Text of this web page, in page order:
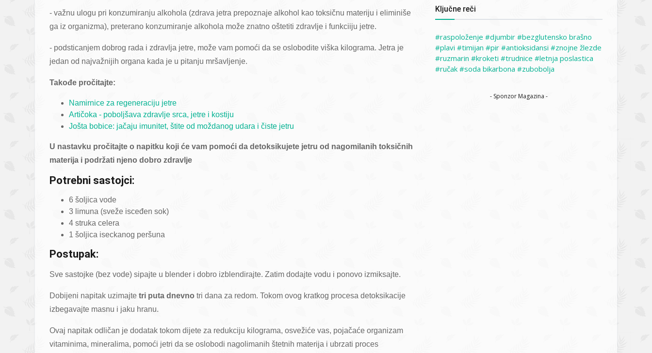
- važnu ulogu pri konzumiranju alkohola (zdrava jetra prepoznaje alkohol kao toksičnu materiju i eliminiše
ga iz organizma), preterano konzumiranje alkohola može znatno oštetiti zdravlje i funkciiju jetre.
- podsticanjem dobrog rada i zdravlja jetre, može vam pomoći da se oslobodite viška kilograma. Jetra je
jedan od najvažnijih organa kada je u pitanju mršavljenje.
Takođe pročitajte:
Namirnice za regeneraciju jetre
Artičoka - poboljšava zdravlje srca, jetre i kostiju
Jošta bobice: jačaju imunitet, štite od moždanog udara i čiste jetru
U nastavku pročitajte o napitku koji će vam pomoći da detoksikujete jetru od nagomilanih toksičnih
materija i podržati njeno dobro zdravlje
Potrebni sastojci:
6 šoljica vode
3 limuna (sveže isceđen sok)
4 struka celera
1 šoljica iseckanog peršuna
Postupak:
Sve sastojke (bez vode) sipajte u blender i dobro izblendirajte. Zatim dodajte vodu i ponovo izmiksajte.
Dobijeni napitak uzimajte tri puta dnevno tri dana za redom. Tokom ovog kratkog procesa detoksikacije
izbegavajte masnu i jaku hranu.
Ovaj napitak odličan je dodatak tokom dijete za redukciju kilograma, osvežiće vas, pojačaće organizam
vitaminima, mineralima, pomoći jetri da se oslobodi nagolimanih štetnih materija i ubrzati proces
Ključne reči
raspoloženje djumbir
bezglutensko brašno
plavi
timijan pir antioksidansi
znojne žlezde
ruzmarin
kroketi trudnice
letnja poslastica
ručak
soda bikarbona zubobolja
- Sponzor Magazina -